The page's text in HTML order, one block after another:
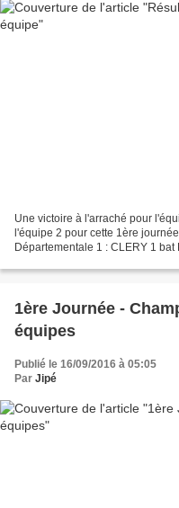
Une victoire à l'arraché pour
l'équipe 2 pour cette 1ère
Départementale 1 : CLERY 1 bat
1ère Journée -
équipes
Publié le 16/09/2016 à 05:05
Par Jipé